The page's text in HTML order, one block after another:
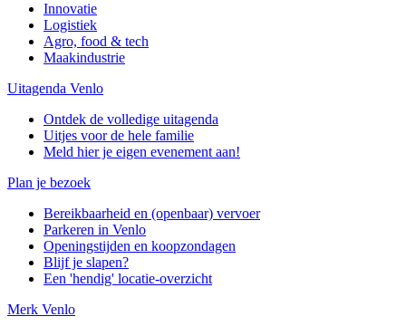
Innovatie
Logistiek
Agro, food & tech
Maakindustrie
Uitagenda Venlo
Ontdek de volledige uitagenda
Uitjes voor de hele familie
Meld hier je eigen evenement aan!
Plan je bezoek
Bereikbaarheid en (openbaar) vervoer
Parkeren in Venlo
Openingstijden en koopzondagen
Blijf je slapen?
Een 'hendig' locatie-overzicht
Merk Venlo